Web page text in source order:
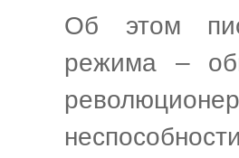
Об этом
режима –